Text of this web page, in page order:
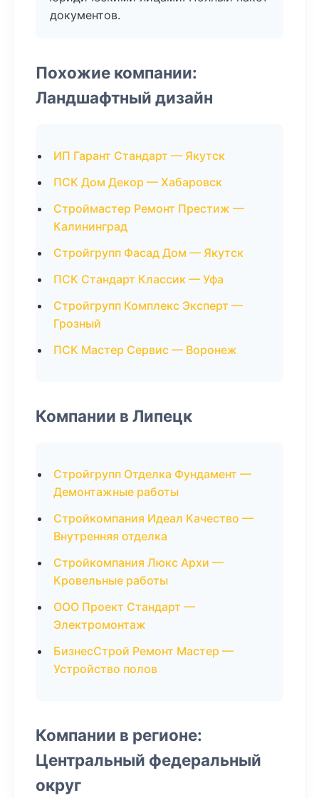
документов.
Похожие компании:
Ландшафтный дизайн
ИП Гарант Стандарт — Якутск
ПСК Дом Декор — Хабаровск
Строймастер Ремонт Престиж —
Калининград
Стройгрупп Фасад Дом — Якутск
ПСК Стандарт Классик — Уфа
Стройгрупп Комплекс Эксперт —
Грозный
ПСК Мастер Сервис — Воронеж
Компании в Липецк
Стройгрупп Отделка Фундамент —
Демонтажные работы
Стройкомпания Идеал Качество —
Внутренняя отделка
Стройкомпания Люкс Архи —
Кровельные работы
ООО Проект Стандарт —
Электромонтаж
БизнесСтрой Ремонт Мастер —
Устройство полов
Компании в регионе:
Центральный федеральный
округ